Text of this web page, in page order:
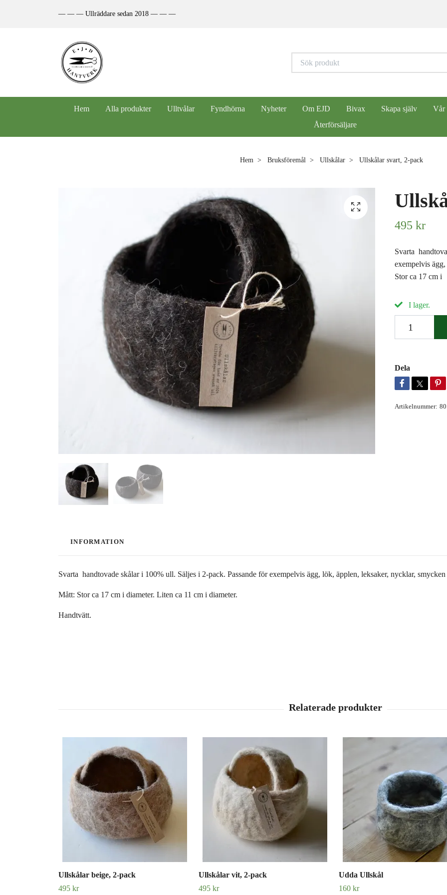
— — — Ullräddare sedan 2018 — — —
Hem Alla produkter Ulltvålar Fyndhörna Nyheter Om EJD Bivax Skapa själv
Vår
Återförsäljare
Hem Bruksföremål Ullskålar Ullskålar svart, 2-pack
495 kr
Svarta
exempelvis
Stor ca 17 cm i
I lager.
Dela
Artikelnummer: 80
INFORMATION
Svarta handtovade skålar i 100% ull. Säljes i 2-pack. Passande för exempelvis ägg, lök, äpplen, leksaker, nycklar,
Mått: Stor ca 17 cm i diameter. Liten ca 11 cm i diameter.
Handtvätt.
Ullskålar beige, 2-pack
495 kr
Ullskålar vit, 2-pack
495 kr
Udda Ullskål
160 kr